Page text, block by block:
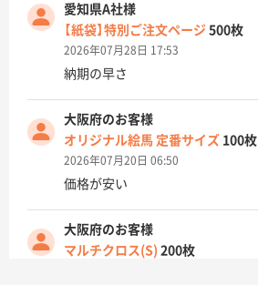
愛知県A社様
【紙袋】特別ご注文ページ 500枚
2026年07月28日 17:53
納期の早さ
大阪府のお客様
オリジナル絵馬 定番サイズ 100枚
2026年07月20日 06:50
価格が安い
大阪府のお客様
マルチクロス(S) 200枚